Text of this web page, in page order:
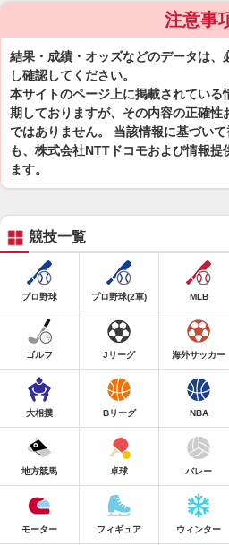
注意事
結果・成績・オッズなどのデータは、
し確認してください。
本サイトのページ上に掲載されている
期しておりますが、その内容の正確性
ではありません。 当該情報に基づい
も、株式会社NTTドコモおよび情報
ます。
競技一覧
プロ野球 プロ野球(2軍) MLB
ゴルフ Jリーグ 海外サッカー
大相撲 Bリーグ NBA
地方競馬 卓球 バレー
モーター フィギュア ウィンター